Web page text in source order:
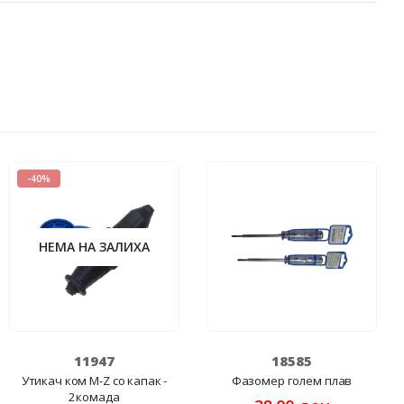
-40%
НЕМА НА ЗАЛИХА
11947
Утикач ком M-Z со капак -
2комада
18585
Фазомер голем плав